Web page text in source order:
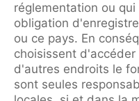
réglementation ou
obligation
ou ce pays. En
choisissent
d'autres endroits le
sont seules